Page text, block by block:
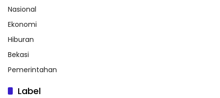
Nasional
Ekonomi
Hiburan
Bekasi
Pemerintahan
Label